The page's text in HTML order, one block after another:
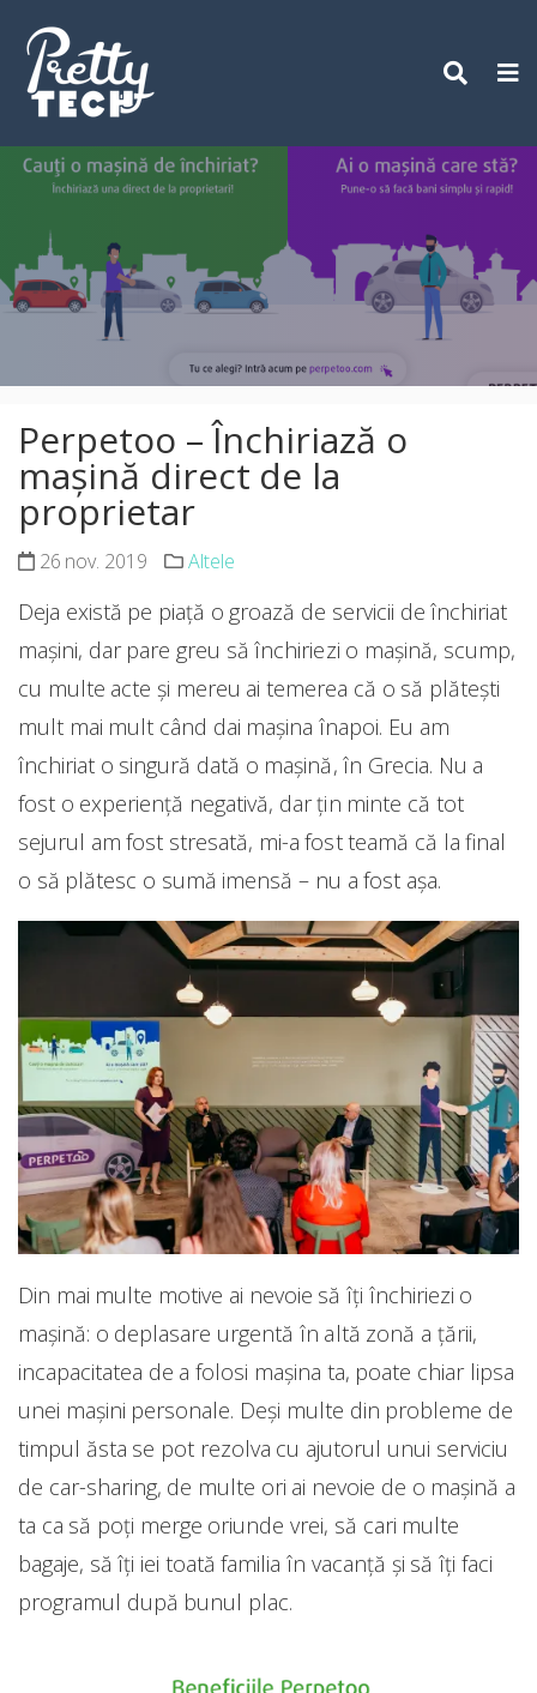
content
Perpetoo – Închiriază o
mașină direct de la
proprietar
26 nov. 2019 Altele
Deja există pe piață o groază de servicii de închiriat
mașini, dar pare greu să închiriezi o mașină, scump,
cu multe acte și mereu ai temerea că o să plătești
mult mai mult când dai mașina înapoi. Eu am
închiriat o singură dată o mașină, în Grecia. Nu a
fost o experiență negativă, dar țin minte că tot
sejurul am fost stresată, mi-a fost teamă că la final
o să plătesc o sumă imensă – nu a fost așa.
Din mai multe motive ai nevoie să îți închiriezi o
mașină: o deplasare urgentă în altă zonă a țării,
incapacitatea de a folosi mașina ta, poate chiar lipsa
unei mașini personale. Deși multe din probleme de
timpul ăsta se pot rezolva cu ajutorul unui serviciu
de car-sharing, de multe ori ai nevoie de o mașină a
ta ca să poți merge oriunde vrei, să cari multe
bagaje, să îți iei toată familia în vacanță și să îți faci
programul după bunul plac.